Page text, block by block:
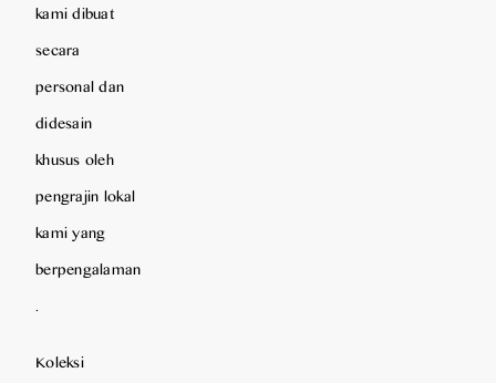
kami dibuat
secara
personal dan
didesain
khusus oleh
pengrajin lokal
kami yang
berpengalaman
.
Koleksi